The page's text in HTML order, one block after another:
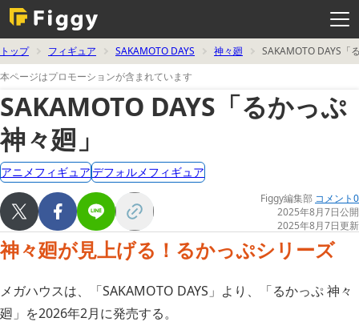
ー
を
開
く
トップ フィギュア SAKAMOTO DAYS 神々廻
SAKAMOTO DAYS「
本ページはプロモーションが含まれています
SAKAMOTO DAYS「るかっぷ
神々廻」
アニメフィギュアデフォルメフィギュア
Figgy編集部 コメント0
2025年8月7日公開
2025年8月7日更新
神々廻が見上げる！るかっぷシリーズ
メガハウスは、「SAKAMOTO DAYS」より、「るかっぷ 神々
廻」を2026年2月に発売する。